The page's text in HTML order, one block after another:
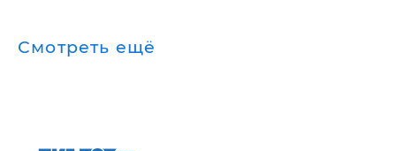
Смотреть ещё